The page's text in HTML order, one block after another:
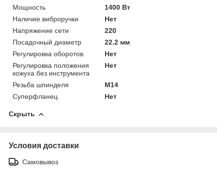
Мощность
1400 Вт
Наличие виброручки
Нет
Напряжение сети
220
Посадочный диаметр
22.2 мм
Регулировка оборотов
Нет
Регулировка положения
кожуха без инструмента
Нет
Резьба шпинделя
M14
Суперфланец
Нет
Скрыть
Условия доставки
Самовывоз